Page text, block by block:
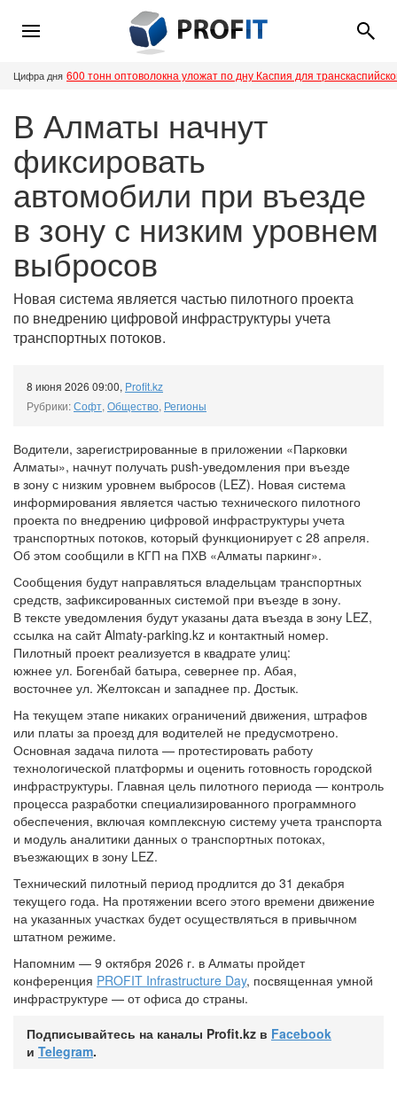
Цифра дня 600 тонн оптоволокна уложат по дну Каспия для
В Алматы начнут
фиксировать
автомобили при въезде
в зону с низким уровнем
выбросов
Новая система является частью пилотного проекта
по внедрению цифровой инфраструктуры учета
транспортных потоков.
8 июня 2026 09:00, Profit.kz
Рубрики:Софт, Общество, Регионы
Водители, зарегистрированные в приложении «Парковки
Алматы», начнут получать push-уведомления при въезде
в зону с низким уровнем выбросов (LEZ). Новая система
информирования является частью технического пилотного
проекта по внедрению цифровой инфраструктуры учета
транспортных потоков, который функционирует с 28 апреля.
Об этом сообщили в КГП на ПХВ «Алматы паркинг».
Сообщения будут направляться владельцам транспортных
средств, зафиксированных системой при въезде в зону.
В тексте уведомления будут указаны дата въезда в зону LEZ,
ссылка на сайт Almaty-parking.kz и контактный номер.
Пилотный проект реализуется в квадрате улиц:
южнее ул. Богенбай батыра, севернее пр. Абая,
восточнее ул. Желтоксан и западнее пр. Достык.
На текущем этапе никаких ограничений движения, штрафов
или платы за проезд для водителей не предусмотрено.
Основная задача пилота — протестировать работу
технологической платформы и оценить готовность городской
инфраструктуры. Главная цель пилотного периода — контроль
процесса разработки специализированного программного
обеспечения, включая комплексную систему учета транспорта
и модуль аналитики данных о транспортных потоках,
въезжающих в зону LEZ.
Технический пилотный период продлится до 31 декабря
текущего года. На протяжении всего этого времени движение
на указанных участках будет осуществляться в привычном
штатном режиме.
Напомним — 9 октября 2026 г. в Алматы пройдет
конференция PROFIT Infrastructure Day, посвященная умной
инфраструктуре — от офиса до страны.
Подписывайтесь на каналы Profit.kz в Facebook
и Telegram.